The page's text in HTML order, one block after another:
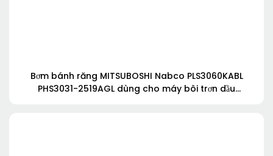
Bơm bánh răng MITSUBOSHI Nabco PLS3060KABL
PHS3031-2519AGL dùng cho máy bôi trơn dầu